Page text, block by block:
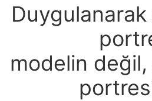
modelin değil,